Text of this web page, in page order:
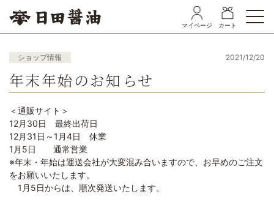
カート
マイページ
ショップ情報 2021/12/20
年末年始のお知らせ
＜通販サイト＞
12月30日 最終出荷日
12月31日～1月4日 休業
1月5日 通常営業
※年末・年始は運送会社が大変混み合いますので、お早めのご注文
をお願いいたします。
1月5日からは、順次発送いたします。